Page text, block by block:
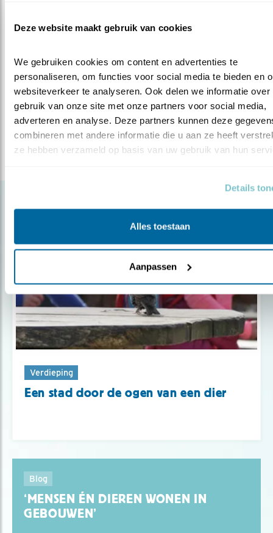
Deze website maakt gebruik van cookies
We gebruiken cookies om content en advertenties te
personaliseren, om functies voor social media te bieden en
websiteverkeer te analyseren. Ook delen we informatie over
gebruik van onze site met onze partners voor social media,
adverteren en analyse. Deze partners kunnen deze
combineren met andere informatie die u aan ze heeft
ze hebben verzameld op basis van uw gebruik van hun
Details
Alles toestaan
Aanpassen
op met Debby Veenendaal.
Debby Veenendaal
Neem contact met mij op
Gerelateerde items
Verdieping
Een stad door de ogen van een dier
Blog
‘MENSEN ÉN DIEREN WONEN IN
GEBOUWEN’